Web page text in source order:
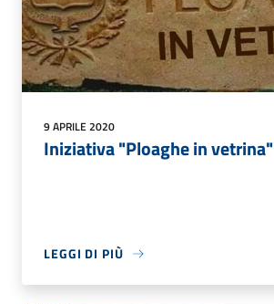
9 APRILE 2020
Iniziativa "Ploaghe in vetrina"
LEGGI DI PIÙ